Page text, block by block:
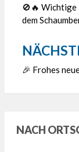
🚫🔥 Wichtige
dem
🎉 Frohes
NACH